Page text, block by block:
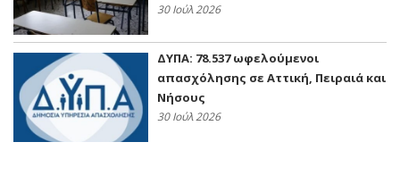
30 Ιούλ 2026
ΔΥΠΑ: 78.537 ωφελούμενοι
απασχόλησης σε Αττική, Πειραιά και
Νήσους
30 Ιούλ 2026